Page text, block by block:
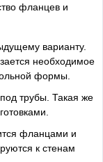
фланцев и
варианту.
необходимое
формы.
трубы. Такая же
фланцами и
к стенам